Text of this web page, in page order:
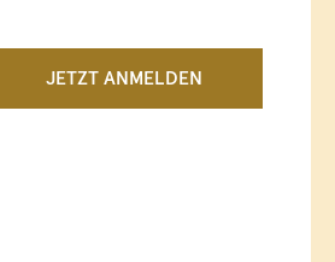
JETZT ANMELDEN